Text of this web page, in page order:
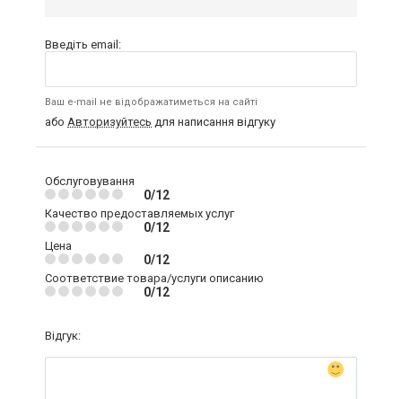
Введіть email:
Ваш e-mail не відображатиметься на сайті
або Авторизуйтесь для написання відгуку
Обслуговування
0/12
Качество предоставляемых услуг
0/12
Цена
0/12
Соответствие товара/услуги описанию
0/12
Відгук: